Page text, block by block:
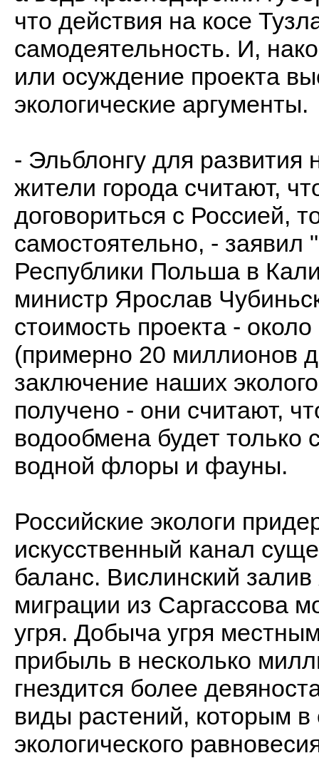
что действия на косе
самодеятельность. И,
или осуждение проекта
экологические аргументы.
- Эльблонгу для развития
жители города считают,
договориться с Россией,
самостоятельно, - заявил
Республики Польша в
министр Ярослав
стоимость проекта -
(примерно 20 миллионов
заключение наших
получено - они считают,
водообмена будет только
водной флоры и фауны.
Российские экологи
искусственный канал
баланс. Вислинский
миграции из Саргассова
угря. Добыча угря
прибыль в несколько
гнездится более
виды растений, которым
экологического